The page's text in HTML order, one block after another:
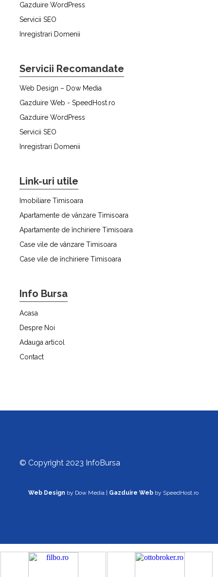
Gazduire WordPress
Servicii SEO
Inregistrari Domenii
Servicii Recomandate
Web Design – Dow Media
Gazduire Web - SpeedHost.ro
Gazduire WordPress
Servicii SEO
Inregistrari Domenii
Link-uri utile
Imobiliare Timisoara
Apartamente de vânzare Timisoara
Apartamente de închiriere Timisoara
Case vile de vânzare Timisoara
Case vile de închiriere Timisoara
Info Bursa
Acasa
Despre Noi
Adauga articol
Contact
© Copyright 2023 InfoBursa
Web Design by Dow Media | Gazduire Web by SpeedHost.ro